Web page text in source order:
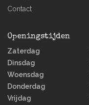
Contact
Openingstijden
Zaterdag
Dinsdag
Woensdag
Donderdag
Vrijdag